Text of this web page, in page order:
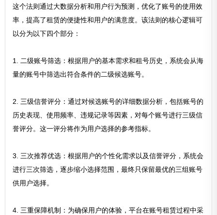
这个法则通过大数据分析和用户行为预测，优化了账号的使用效
率，提高了租赁的便捷性和用户的满意度。该法则的核心逻辑可
以分为以下四个部分：
1. 二级账号筛选：根据用户的基本需求和租号历史，系统会从海
量的账号中筛选出符合条件的二级候选账号。
2. 三级信誉评分：通过对候选账号的详细数据分析，包括账号的
历史表现、使用频率、违规记录等因素，对每个账号进行三级信
誉评分。这一评分将作为用户选择的参考指标。
3. 三次推荐优选：根据用户的个性化需求以及信誉评分，系统会
进行三次筛选，逐步缩小选择范围，最终只保留最优的三组账号
供用户选择。
4. 三重保障机制：为确保用户的体验，平台在账号租赁过程中采